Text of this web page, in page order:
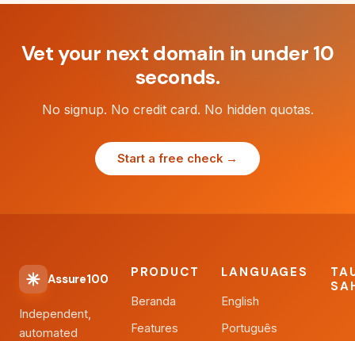
Vet your next domain in under 10
seconds.
No signup. No credit card. No hidden quotas.
Start a free check →
Assure100
Independent,
automated
PRODUCT
Beranda
Features
LANGUAGES
English
Português